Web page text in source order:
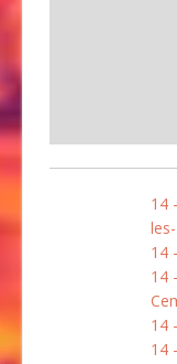
14
14
14
14
14